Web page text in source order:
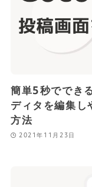
簡単5秒ででき
ディタを編集
方法
2021年11月23日